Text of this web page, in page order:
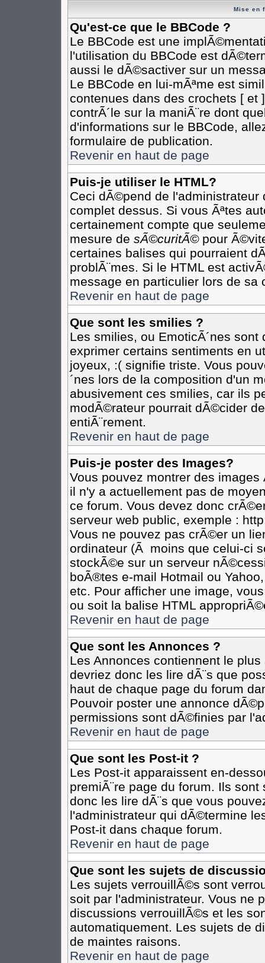
Mise en
Qu'est-ce que le BBCode ?
Le BBCode est une
l'utilisation du BBCode est
aussi le dÃ©sactiver sur un
Le BBCode en lui-mÃªme est
contenues dans des crochets [
contrÃ´le sur la maniÃ¨re dont
d'informations sur le BBCode,
formulaire de publication.
Revenir en haut de page
Puis-je utiliser le HTML?
Ceci dÃ©pend de l'administrateur
complet dessus. Si vous Ãªtes
certainement compte que
mesure de sÃ©curitÃ©pour
certaines balises qui pourraient
problÃ¨mes. Si le HTML est
message en particulier lors de sa
Revenir en haut de page
Que sont les smilies ?
Les smilies, ou EmoticÃ´nes
exprimer certains sentiments en
joyeux, :( signifie triste. Vous
´nes lors de la composition d'un
abusivement ces smilies, car ils
modÃ©rateur pourrait dÃ©cider
entiÃ¨rement.
Revenir en haut de page
Puis-je poster des Images?
Vous pouvez montrer des
il n'y a actuellement pas de
ce forum. Vous devez donc
serveur web public, exemple :
Vous ne pouvez pas crÃ©er un
ordinateur (Ã moins que celui-ci
stockÃ©e sur un serveur
boÃ®tes e-mail Hotmail ou
etc. Pour afficher une image,
ou soit la balise HTML
Revenir en haut de page
Que sont les Annonces ?
Les Annonces contiennent le
devriez donc les lire dÃ¨s que
haut de chaque page du forum
Pouvoir poster une annonce
permissions sont dÃ©finies par
Revenir en haut de page
Que sont les Post-it ?
Les Post-it apparaissent en-
premiÃ¨re page du forum. Ils
donc les lire dÃ¨s que vous
l'administrateur qui dÃ©termine
Post-it dans chaque forum.
Revenir en haut de page
Que sont les sujets de
Les sujets verrouillÃ©s sont
soit par l'administrateur. Vous ne
discussions verrouillÃ©s et les
automatiquement. Les sujets de
de maintes raisons.
Revenir en haut de page